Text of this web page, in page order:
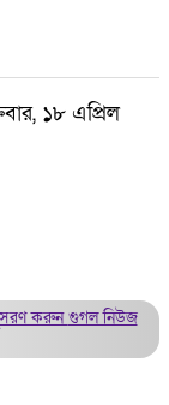
১৮ এপ্রিল
করুনগুগল নিউজ